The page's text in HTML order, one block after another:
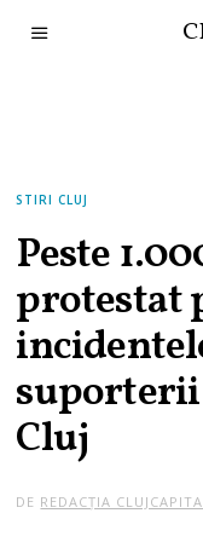
STIRI CLUJ
Peste
protestat
suporterii
Cluj
DE REDACȚIA